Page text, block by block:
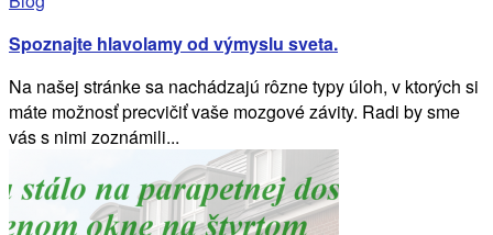
Spoznajte hlavolamy od výmyslu sveta.
Na našej stránke sa nachádzajú rôzne typy úloh, v ktorých si
máte možnosť precvičiť vaše mozgové závity. Radi by sme
vás s nimi zoznámili...